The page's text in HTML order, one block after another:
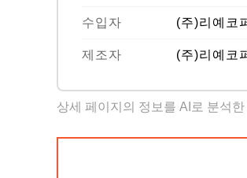
수입자 (주)리예코
제조자 (주)리예코
상세 페이지의 정보를 AI로 분석